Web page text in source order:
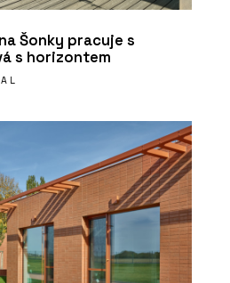
Šonky pracuje s
s horizontem